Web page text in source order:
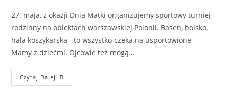
27. maja, z okazji Dnia Matki organizujemy sportowy turniej
rodzinny na obiektach warszawskiej Polonii. Basen, boisko,
hala koszykarska - to wszystko czeka na usportowione
Mamy z dziećmi. Ojcowie też mogą…
Czytaj Dalej